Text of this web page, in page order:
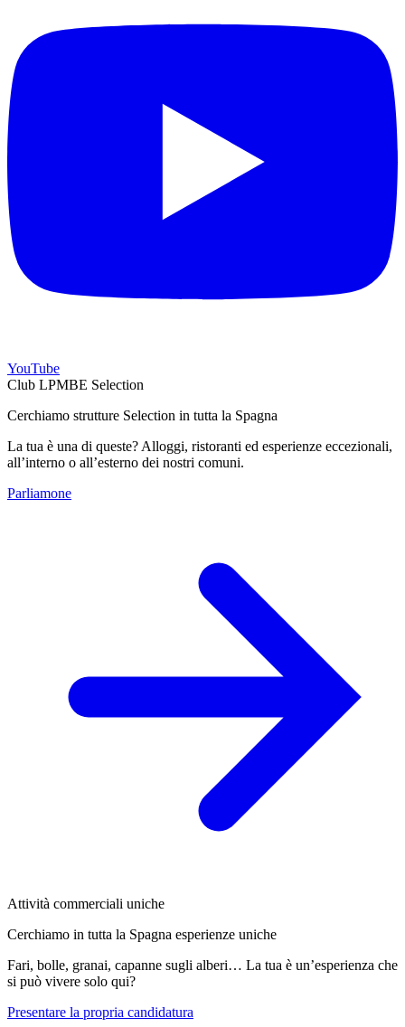
YouTube
Club LPMBE Selection
Cerchiamo strutture Selection in tutta la Spagna
La tua è una di queste? Alloggi, ristoranti ed esperienze eccezionali,
all’interno o all’esterno dei nostri comuni.
Parliamone
Attività commerciali uniche
Cerchiamo in tutta la Spagna esperienze uniche
Fari, bolle, granai, capanne sugli alberi… La tua è un’esperienza che
si può vivere solo qui?
Presentare la propria candidatura